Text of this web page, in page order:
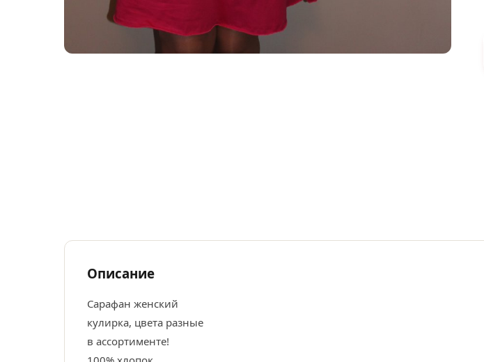
Описание
Сарафан женский
кулирка, цвета разные
в ассортименте!